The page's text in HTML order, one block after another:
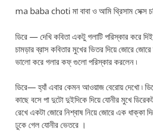
ma baba choti মা বাবা ও আমি থ্রিসাম সেক্স
ডিরে — দেখি কবিতা একটু গলাটি পরিস্কার করে দিই
চামড়ার ব্রাস কবিতার মুখের ভিতর দিয়ে জোরে
ভালো করে গলার কফ্ গুলো পরিস্কার করলেন ৷
ডিরে— হ্যাঁ এবার কেমন আওয়াজ বেরোয় দেখো ৷
কাছে বসে পা দুটো দুইদিকে দিয়ে যোনীর মুখে
রেখে একটা জোরে নিশ্বাষ নিয়ে জোরে এক ধাক্কা
ঢুকে গেল যোনীর ভেতরে ।